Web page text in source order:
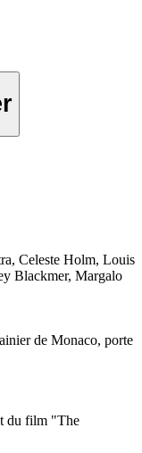
Celeste Holm, Louis
Blackmer, Margalo
de Monaco, porte
du film "The